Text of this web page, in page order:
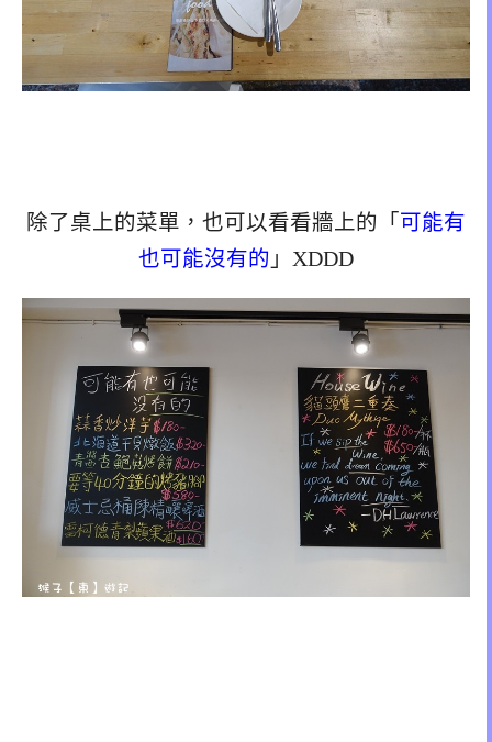
除了桌上的菜單，也可以看看牆上的「 可能有
也可能沒有的 」XDDD